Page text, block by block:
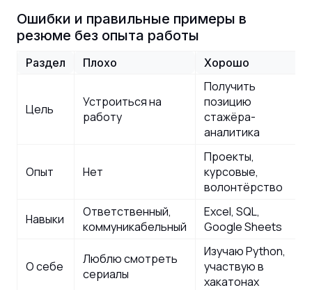
Ошибки и правильные примеры в
резюме без опыта работы
Раздел Плохо Хорошо
Цель
Устроиться на
работу
Получить
позицию
стажёра-
аналитика
Опыт Нет
Проекты,
курсовые,
волонтёрство
Навыки
Ответственный,
коммуникабельный
Excel, SQL,
Google Sheets
О себе
Люблю смотреть
сериалы
Изучаю Python,
участвую в
хакатонах